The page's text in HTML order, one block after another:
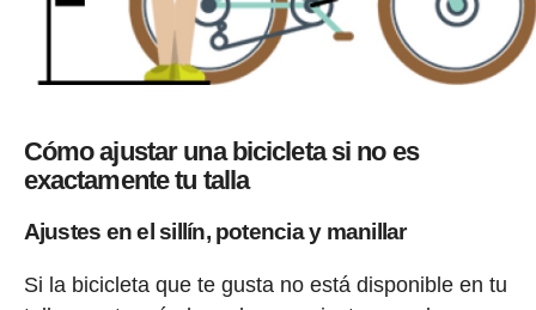
Cómo ajustar una bicicleta si no es
exactamente tu talla
Ajustes en el sillín, potencia y manillar
Si la bicicleta que te gusta no está disponible en tu